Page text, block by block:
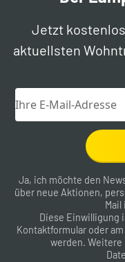
Jetzt
aktuellsten
Ja, ich möchte den
über neue Aktionen,
Diese Einwilligung
Kontaktformular oder
werden.